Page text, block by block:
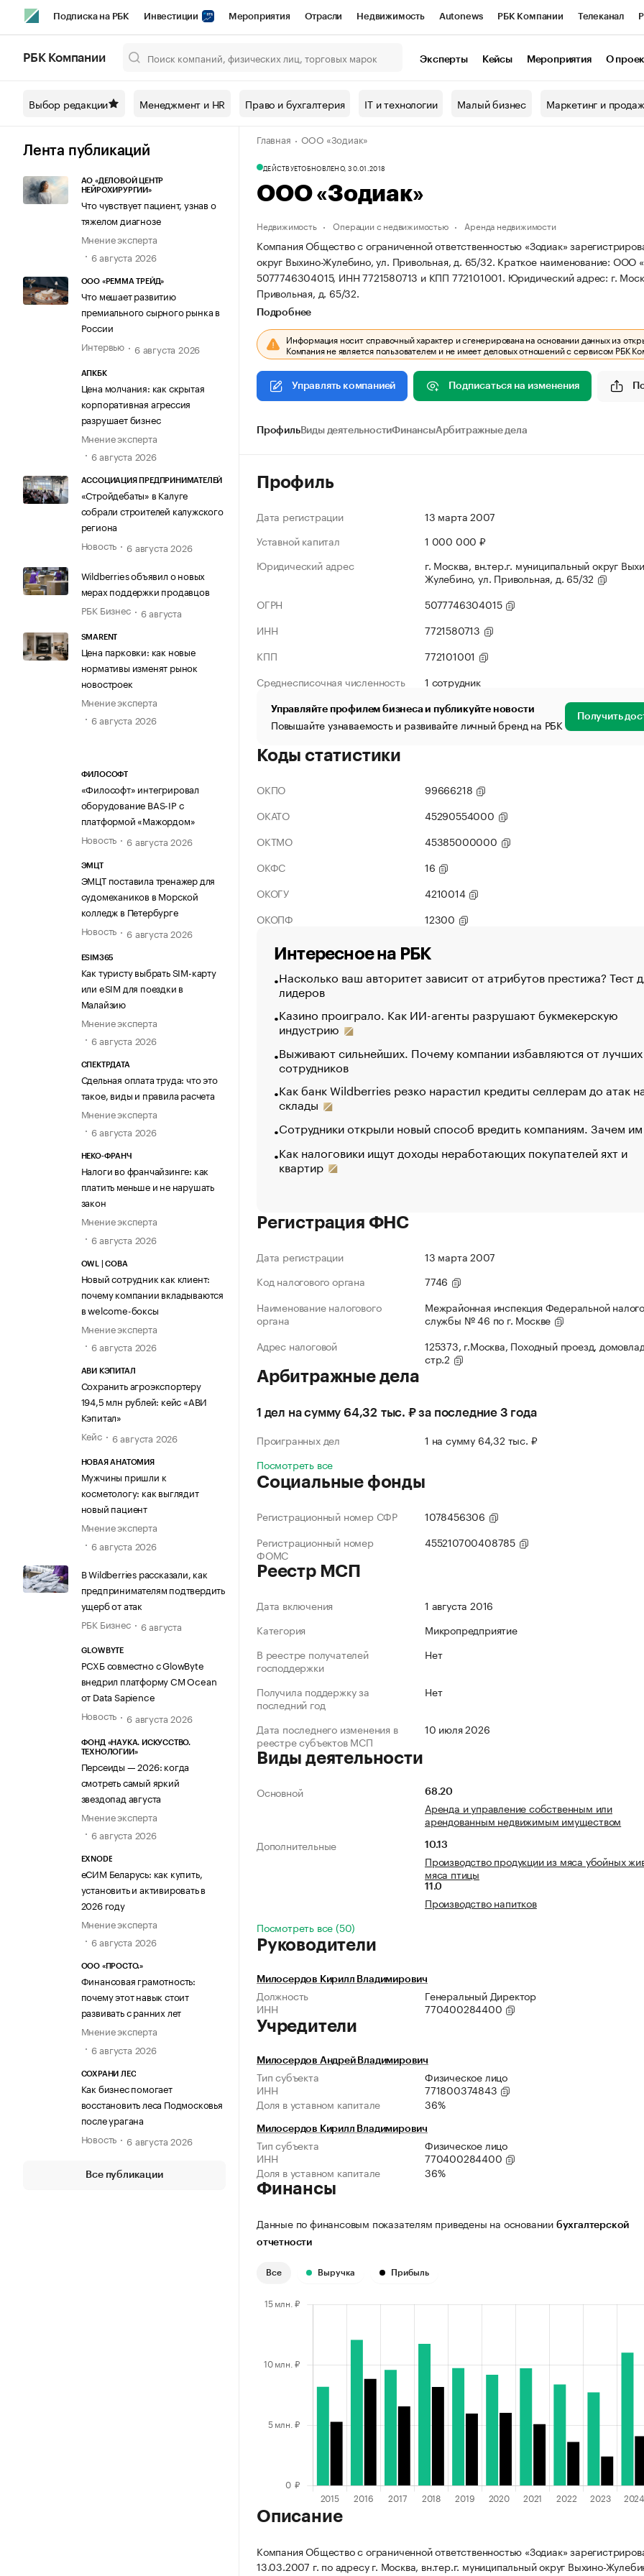
Подписка на РБК Инвестиции Мероприятия Отрасли Недвижимость Autonews РБК Компании Телеканал
Спецпроекты СПб Конференции СПб Спецпроекты Проверка контрагентов
Технологии и медиа Рынок наличной валюты
РБК Компании Эксперты Кейсы Мероприятия О
Выбор редакции Менеджмент и HR Право и бухгалтерия IT и технологии Малый бизнес Маркетинг и
Лента публикаций
АО «ДЕЛОВОЙ ЦЕНТР
НЕЙРОХИРУРГИИ»
Что чувствует пациент, узнав о
тяжелом диагнозе
Мнение эксперта
6 августа 2026
ООО «РЕММА ТРЕЙД»
Что мешает развитию
премиального сырного рынка в
России
Интервью
6 августа 2026
АПКБК
Цена молчания: как скрытая
корпоративная агрессия
разрушает бизнес
Мнение эксперта
6 августа 2026
АССОЦИАЦИЯ ПРЕДПРИНИМАТЕЛЕЙ
«Стройдебаты» в Калуге
собрали строителей калужского
региона
Новость
6 августа 2026
Wildberries объявил о новых
мерах поддержки продавцов
РБК Бизнес
6 августа
SMARENT
Цена парковки: как новые
нормативы изменят рынок
новостроек
Мнение эксперта
6 августа 2026
ФИЛОСОФТ
«Философт» интегрировал
оборудование BAS-IP с
платформой «Мажордом»
Новость
6 августа 2026
ЭМЦТ
ЭМЦТ поставила тренажер для
судомехаников в Морской
колледж в Петербурге
Новость
6 августа 2026
ESIM365
Как туристу выбрать SIM-карту
или eSIM для поездки в
Малайзию
Мнение эксперта
6 августа 2026
СПЕКТРДАТА
Сдельная оплата труда: что это
такое, виды и правила расчета
Мнение эксперта
6 августа 2026
НЕКО-ФРАНЧ
Налоги во франчайзинге: как
платить меньше и не нарушать
закон
Мнение эксперта
6 августа 2026
OWL | СОВА
Новый сотрудник как клиент:
почему компании вкладываются
в welcome-боксы
Мнение эксперта
6 августа 2026
АВИ КЭПИТАЛ
Сохранить агроэкспортеру
194,5 млн рублей: кейс «АВИ
Кэпитал»
Кейс
6 августа 2026
НОВАЯ АНАТОМИЯ
Мужчины пришли к
косметологу: как выглядит
новый пациент
Мнение эксперта
6 августа 2026
В Wildberries рассказали, как
предпринимателям подтвердить
ущерб от атак
РБК Бизнес
6 августа
GLOWBYTE
РСХБ совместно с GlowByte
внедрил платформу CM Ocean
от Data Sapience
Новость
6 августа 2026
ФОНД «НАУКА. ИСКУССТВО.
ТЕХНОЛОГИИ»
Персеиды — 2026: когда
смотреть самый яркий
звездопад августа
Мнение эксперта
6 августа 2026
EXNODE
еСИМ Беларусь: как купить,
установить и активировать в
2026 году
Мнение эксперта
6 августа 2026
ООО «ПРОСТО.»
Финансовая грамотность:
почему этот навык стоит
развивать с ранних лет
Мнение эксперта
6 августа 2026
СОХРАНИ ЛЕС
Как бизнес помогает
восстановить леса Подмосковья
после урагана
Новость
6 августа 2026
Все публикации
Главная ООО «Зодиак»
ДЕЙСТВУЕТОБНОВЛЕНО, 30.01.2018
ООО «Зодиак»
Недвижимость Операции с недвижимостью Аренда недвижимости
Компания Общество с ограниченной ответственностью «Зодиак»
округ Выхино-Жулебино, ул. Привольная, д. 65/32. Краткое наименование: ООО
5077746304015, ИНН 7721580713 и КПП 772101001. Юридический адрес: г.
Привольная, д. 65/32.
Подробнее
Информация носит справочный характер и сгенерирована на основании данных из
Компания не является пользователем и не имеет деловых отношений с сервисом РБК
Управлять компанией Подписаться на изменения
ПрофильВиды деятельностиФинансыАрбитражные дела
Профиль
Дата регистрации
13 марта 2007
Уставной капитал
1 000 000 ₽
Юридический адрес
г. Москва, вн.тер.г. муниципальный округ
Жулебино, ул. Привольная, д. 65/32
ОГРН
5077746304015
ИНН
7721580713
КПП
772101001
Среднесписочная численность
1 сотрудник
Управляйте профилем бизнеса и публикуйте новости
Повышайте узнаваемость и развивайте личный бренд на РБК Получить
Коды статистики
ОКПО
99666218
ОКАТО
45290554000
ОКТМО
45385000000
ОКФС
16
ОКОГУ
4210014
ОКОПФ
12300
Интересное на РБК
Насколько ваш авторитет зависит от атрибутов престижа? Тест
лидеров
Казино проиграло. Как ИИ-агенты разрушают букмекерскую
индустрию
Выживают сильнейших. Почему компании избавляются от лучших
сотрудников
Как банк Wildberries резко нарастил кредиты селлерам до атак
склады
Сотрудники открыли новый способ вредить компаниям. Зачем
Как налоговики ищут доходы неработающих покупателей яхт и
квартир
Регистрация ФНС
Дата регистрации
13 марта 2007
Код налогового органа
7746
Наименование налогового
органа
Межрайонная инспекция Федеральной
службы № 46 по г. Москве
Адрес налоговой
125373, г.Москва, Походный проезд,
стр.2
Арбитражные дела
1 дел на сумму 64,32 тыс. ₽ за последние 3 года
Проигранных дел
1 на сумму 64,32 тыс. ₽
Посмотреть все
Социальные фонды
Регистрационный номер СФР
1078456306
Регистрационный номер
ФОМС
455210700408785
Реестр МСП
Дата включения
1 августа 2016
Категория
Микропредприятие
В реестре получателей
господдержки
Нет
Получила поддержку за
последний год
Нет
Дата последнего изменения в
реестре субъектов МСП
10 июля 2026
Виды деятельности
Основной 68.20
Аренда и управление собственным или
арендованным недвижимым имуществом
Дополнительные
10.13
Производство продукции из мяса убойных
мяса птицы
11.0
Производство напитков
Посмотреть все (50)
Руководители
Милосердов Кирилл Владимирович
Должность
Генеральный Директор
ИНН
770400284400
Учредители
Милосердов Андрей Владимирович
Тип субъекта
Физическое лицо
ИНН
771800374843
Доля в уставном капитале
36%
Милосердов Кирилл Владимирович
Тип субъекта
Физическое лицо
ИНН
770400284400
Доля в уставном капитале
36%
Финансы
Данные по финансовым показателям приведены на основании бухгалтерской
отчетности
Все Выручка Прибыль
Описание
Компания Общество с ограниченной ответственностью «Зодиак»
13.03.2007 г. по адресу г. Москва, вн.тер.г. муниципальный округ Выхино-